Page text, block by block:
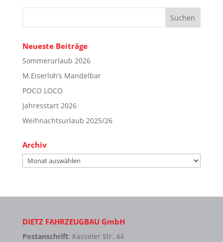
Neueste Beiträge
Sommerurlaub 2026
M.Eiserloh’s Mandelbar
POCO LOCO
Jahresstart 2026
Weihnachtsurlaub 2025/26
Archiv
Archiv
DIETZ FAHRZEUGBAU GmbH
Postanschrift: Kasseler Str. 44